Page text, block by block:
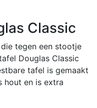
Classic
tegen een stootje
Douglas Classic
tafel is gemaakt
hout en is extra